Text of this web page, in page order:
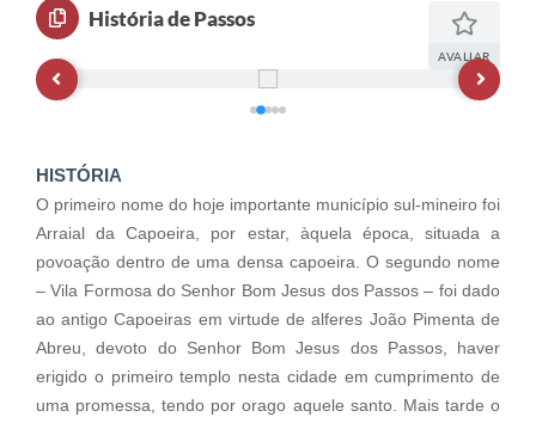
História de Passos
AVALIAR
HISTÓRIA
O primeiro nome do hoje importante município sul-mineiro foi
Arraial da Capoeira, por estar, àquela época, situada a
povoação dentro de uma densa capoeira. O segundo nome
– Vila Formosa do Senhor Bom Jesus dos Passos – foi dado
ao antigo Capoeiras em virtude de alferes João Pimenta de
Abreu, devoto do Senhor Bom Jesus dos Passos, haver
erigido o primeiro templo nesta cidade em cumprimento de
uma promessa, tendo por orago aquele santo. Mais tarde o